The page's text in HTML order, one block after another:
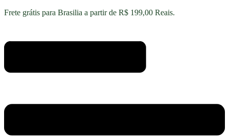
Ir
conteúdo
Frete grátis para Brasilia a partir de R$ 199,00 Reais.